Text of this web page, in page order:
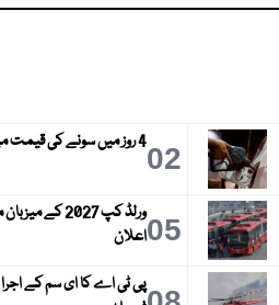
024 روز میں سونے کی قیمت میں بڑا اضافہ
05
ورلڈ کپ 2027
اعلان
پی ٹی اے کا ای سم کے